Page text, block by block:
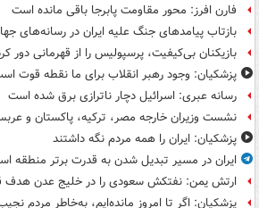
فارن افرز: محور مقاومت پابرجا باقی مانده است
بازتاب پیامدهای جنگ علیه ایران در رسانه‌های
بازیکنان بی‌کیفیت، پرسپولیس را از قهرمانی دور
پزشکیان: وجود رهبر انقلاب برای ما نقطه قوت
رسانه عبری: اسرائیل دچار ناترازی برق شده است
نشست وزیران خارجه مصر، ترکیه، پاکستان و
پزشکیان: ایران را همه مردم نگه داشتند
ایران در مسیر تبدیل شدن به قدرت برتر منطقه
ارتش یمن: نفتکش سعودی را در خلیج عدن هدف
پزشکیان: اگر تا امروز مانده‌ایم، به‌خاطر مردم